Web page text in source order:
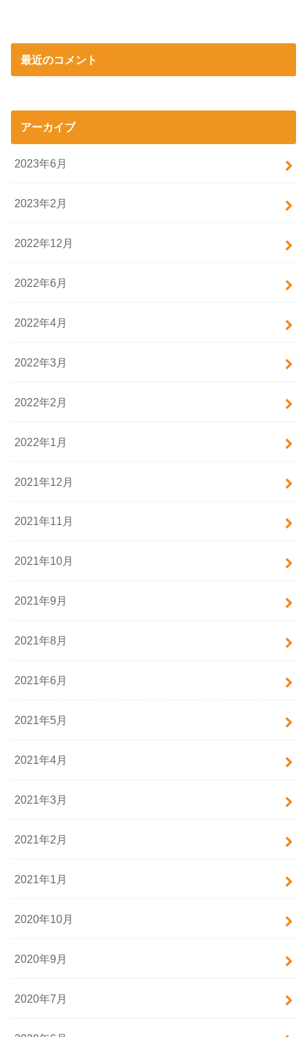
最近のコメント
アーカイブ
2023年6月
2023年2月
2022年12月
2022年6月
2022年4月
2022年3月
2022年2月
2022年1月
2021年12月
2021年11月
2021年10月
2021年9月
2021年8月
2021年6月
2021年5月
2021年4月
2021年3月
2021年2月
2021年1月
2020年10月
2020年9月
2020年7月